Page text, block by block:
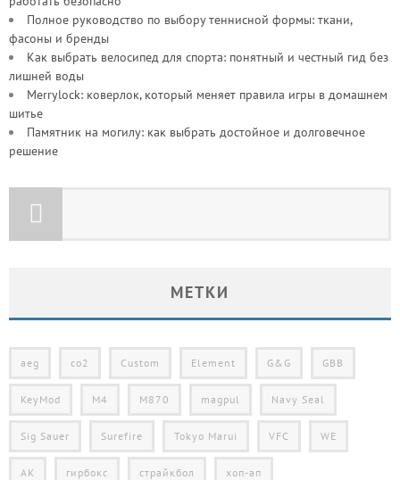
Полное руководство по выбору теннисной формы: ткани,
фасоны и бренды
Как выбрать велосипед для спорта: понятный и честный гид без
лишней воды
Merrylock: коверлок, который меняет правила игры в домашнем
шитье
Памятник на могилу: как выбрать достойное и долговечное
решение
МЕТКИ
aeg co2 Custom Element G&G GBB
KeyMod M4 M870 magpul Navy Seal
Sig Sauer Surefire Tokyo Marui VFC WE
АК гирбокс страйкбол хоп-ап